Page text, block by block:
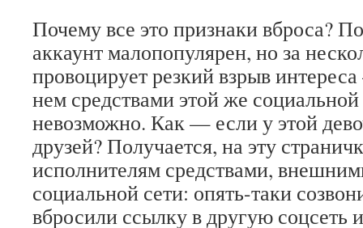
Почему все это признаки вброса?
аккаунт малопопулярен, но за
провоцирует резкий взрыв
нем средствами этой же
невозможно. Как — если у этой
друзей? Получается, на эту
исполнителям средствами,
социальной сети: опять-таки
вбросили ссылку в другую соцсеть